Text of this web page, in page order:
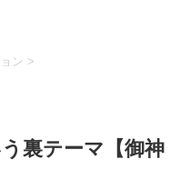
ン >
裏テーマ【御神